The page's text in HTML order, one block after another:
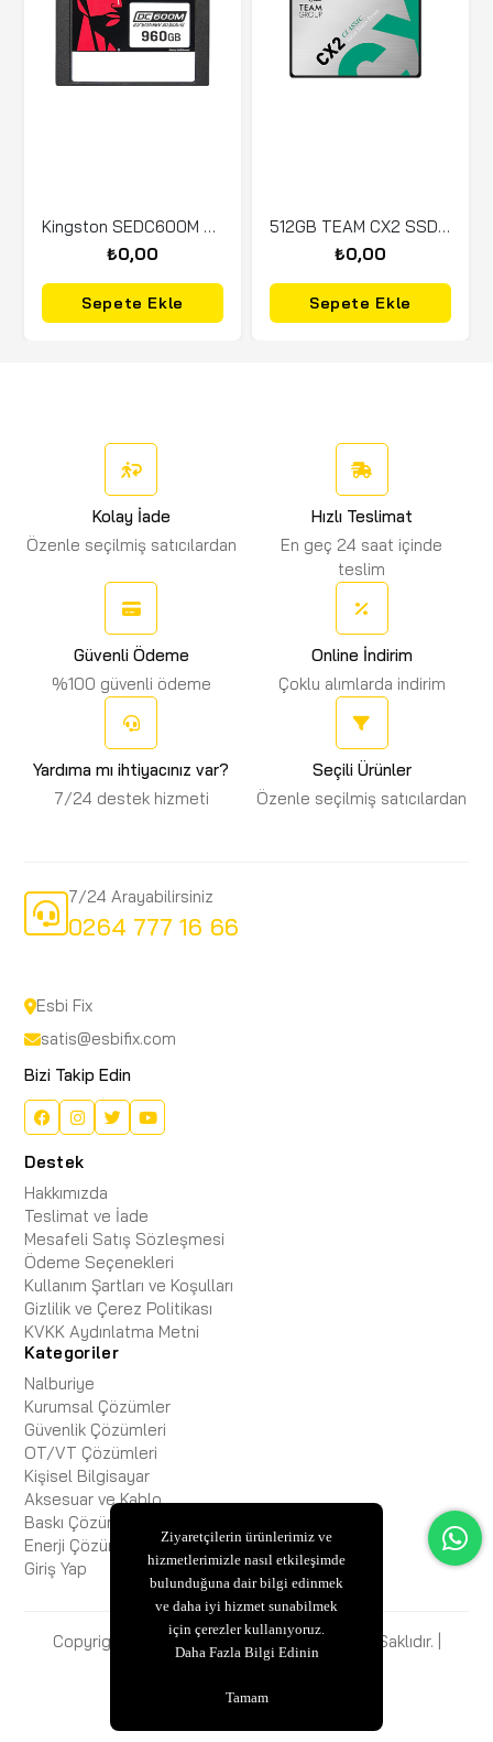
Kingston SEDC600M Enterprise 960 GB 2.5 SATA SSD
₺0,00
Sepete Ekle
512GB TEAM CX2 SSD 2.5" 530/470MB/s
₺0,00
Sepete Ekle
Kolay İade
Özenle seçilmiş satıcılardan
Hızlı Teslimat
En geç 24 saat içinde
teslim
Güvenli Ödeme
%100 güvenli ödeme
Online İndirim
Çoklu alımlarda indirim
Yardıma mı ihtiyacınız var?
7/24 destek hizmeti
Seçili Ürünler
Özenle seçilmiş satıcılardan
7/24 Arayabilirsiniz
0264 777 16 66
Esbi Fix
satis@esbifix.com
Bizi Takip Edin
Destek
Hakkımızda
Teslimat ve İade
Mesafeli Satış Sözleşmesi
Ödeme Seçenekleri
Kullanım Şartları ve Koşulları
Gizlilik ve Çerez Politikası
KVKK Aydınlatma Metni
Kategoriler
Nalburiye
Kurumsal Çözümler
Güvenlik Çözümleri
OT/VT Çözümleri
Kişisel Bilgisayar
Aksesuar ve Kablo
Baskı Çözümleri
Enerji Çözümleri
Giriş Yap
Copyright © 2025 ESBiFiXB2B Tüm Hakları Saklıdır. |
ESBİ BİLİŞİM
Ziyaretçilerin ürünlerimiz ve
hizmetlerimizle nasıl etkileşimde
bulunduğuna dair bilgi edinmek
ve daha iyi hizmet sunabilmek
için çerezler kullanıyoruz.
Daha Fazla Bilgi Edinin
Tamam